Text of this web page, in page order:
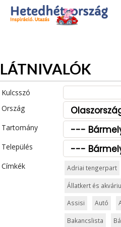
Az oldal sütiket (cookies)
Adatvédelmi tájékoztató
LÁTNIVALÓK
Kulcsszó
Ország
Tartomány
Település
Címkék
Adriai tengerpart
Állatkert és
Assisi Autó
Bakancslista